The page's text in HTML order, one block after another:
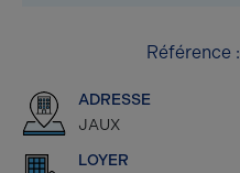
Référence :
ADRESSE
JAUX
LOYER